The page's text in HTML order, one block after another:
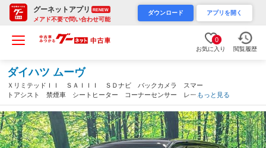
グーネットアプリ RENEW
メアド不要で問い合わせ可能
ダウンロード アプリを開く
0
お気に入り 閲覧履歴
ダイハツ ムーヴ
ＸリミテッドＩＩ ＳＡＩＩＩ ＳＤナビ バックカメラ スマー
トアシスト 禁煙車 シートヒーター コーナーセンサー レーン
キープ スマートキー ＬＥＤヘッド ＥＴＣ オートハイビー
ム オートライト オートエアコン 純正１４インチＡＷ（福島
県）
もっと見る